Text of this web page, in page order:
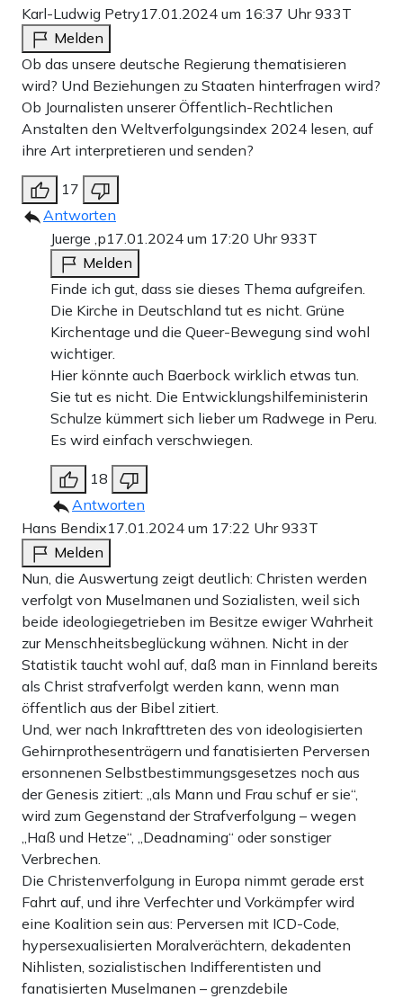
Karl-Ludwig Petry17.01.2024 um 16:37 Uhr933T
Melden
Ob das unsere deutsche Regierung thematisieren
wird? Und Beziehungen zu Staaten hinterfragen wird?
Ob Journalisten unserer Öffentlich-Rechtlichen
Anstalten den Weltverfolgungsindex 2024 lesen, auf
ihre Art interpretieren und senden?
17
Antworten
Juerge ,p17.01.2024 um 17:20 Uhr933T
Melden
Finde ich gut, dass sie dieses Thema aufgreifen.
Die Kirche in Deutschland tut es nicht. Grüne
Kirchentage und die Queer-Bewegung sind wohl
wichtiger.
Hier könnte auch Baerbock wirklich etwas tun.
Sie tut es nicht. Die Entwicklungshilfeministerin
Schulze kümmert sich lieber um Radwege in Peru.
Es wird einfach verschwiegen.
18
Antworten
Hans Bendix17.01.2024 um 17:22 Uhr933T
Melden
Nun, die Auswertung zeigt deutlich: Christen werden
verfolgt von Muselmanen und Sozialisten, weil sich
beide ideologiegetrieben im Besitze ewiger Wahrheit
zur Menschheitsbeglückung wähnen. Nicht in der
Statistik taucht wohl auf, daß man in Finnland bereits
als Christ strafverfolgt werden kann, wenn man
öffentlich aus der Bibel zitiert.
Und, wer nach Inkrafttreten des von ideologisierten
Gehirnprothesenträgern und fanatisierten Perversen
ersonnenen Selbstbestimmungsgesetzes noch aus
der Genesis zitiert: „als Mann und Frau schuf er sie“,
wird zum Gegenstand der Strafverfolgung – wegen
„Haß und Hetze“, „Deadnaming“ oder sonstiger
Verbrechen.
Die Christenverfolgung in Europa nimmt gerade erst
Fahrt auf, und ihre Verfechter und Vorkämpfer wird
eine Koalition sein aus: Perversen mit ICD-Code,
hypersexualisierten Moralverächtern, dekadenten
Nihlisten, sozialistischen Indifferentisten und
fanatisierten Muselmanen – grenzdebile